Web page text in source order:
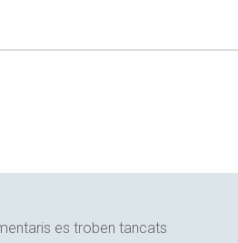
es troben tancats